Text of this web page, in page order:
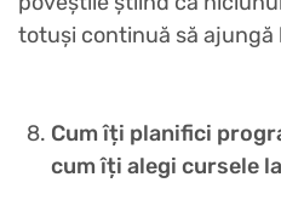
totuși continuă să ajungă
Cum îți planifici
cum îți alegi cursele